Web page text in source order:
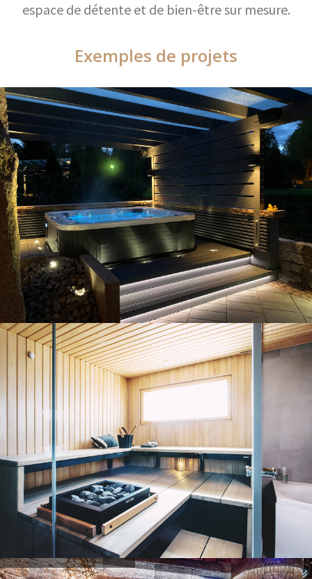
espace de détente et de bien-être sur mesure.
Exemples de projets
Exemples de projets
Exemples de projets